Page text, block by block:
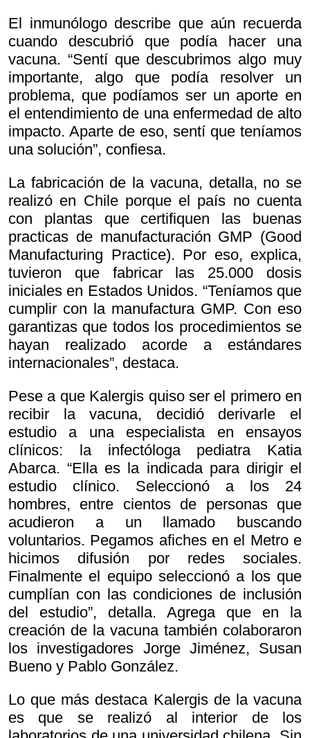
El inmunólogo describe que aún recuerda
cuando descubrió que podía hacer una
vacuna. “Sentí que descubrimos algo muy
importante, algo que podía resolver un
problema, que podíamos ser un aporte en
el entendimiento de una enfermedad de alto
impacto. Aparte de eso, sentí que teníamos
una solución”, confiesa.
La fabricación de la vacuna, detalla, no se
realizó en Chile porque el país no cuenta
con plantas que certifiquen las buenas
practicas de manufacturación GMP (Good
Manufacturing Practice). Por eso, explica,
tuvieron que fabricar las 25.000 dosis
iniciales en Estados Unidos. “Teníamos que
cumplir con la manufactura GMP. Con eso
garantizas que todos los procedimientos se
hayan realizado acorde a estándares
internacionales”, destaca.
Pese a que Kalergis quiso ser el primero en
recibir la vacuna, decidió derivarle el
estudio a una especialista en ensayos
clínicos: la infectóloga pediatra Katia
Abarca. “Ella es la indicada para dirigir el
estudio clínico. Seleccionó a los 24
hombres, entre cientos de personas que
acudieron a un llamado buscando
voluntarios. Pegamos afiches en el Metro e
hicimos difusión por redes sociales.
Finalmente el equipo seleccionó a los que
cumplían con las condiciones de inclusión
del estudio”, detalla. Agrega que en la
creación de la vacuna también colaboraron
los investigadores Jorge Jiménez, Susan
Bueno y Pablo González.
Lo que más destaca Kalergis de la vacuna
es que se realizó al interior de los